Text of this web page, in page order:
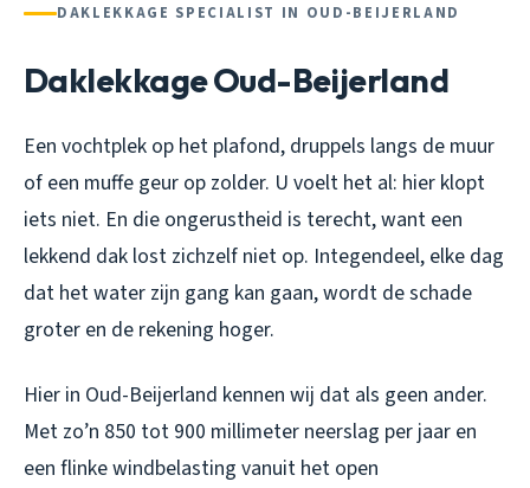
DAKLEKKAGE SPECIALIST IN OUD-BEIJERLAND
Daklekkage Oud-Beijerland
Een vochtplek op het plafond, druppels langs de muur
of een muffe geur op zolder. U voelt het al: hier klopt
iets niet. En die ongerustheid is terecht, want een
lekkend dak lost zichzelf niet op. Integendeel, elke dag
dat het water zijn gang kan gaan, wordt de schade
groter en de rekening hoger.
Hier in Oud-Beijerland kennen wij dat als geen ander.
Met zo’n 850 tot 900 millimeter neerslag per jaar en
een flinke windbelasting vanuit het open